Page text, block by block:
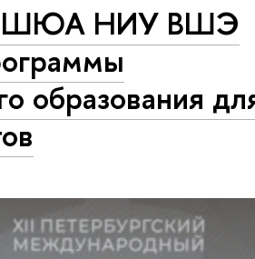
ВШЮА НИУ ВШЭ
образования